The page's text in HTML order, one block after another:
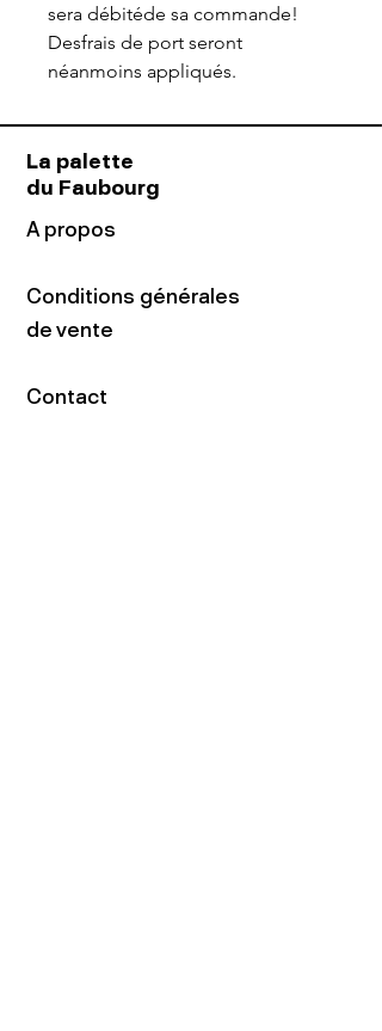
sera débitéde sa commande!
Desfrais de port seront
néanmoins appliqués.
La palette
du Faubourg
A propos
Conditions générales
de vente
Contact